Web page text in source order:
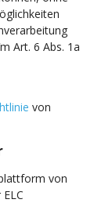
Art. 6 Abs. 1a
von
von